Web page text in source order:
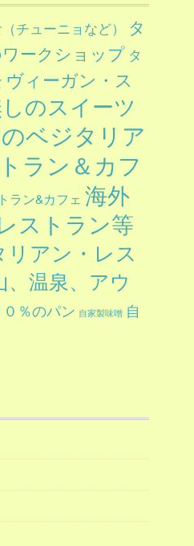
チューニョなど）
タ
ークショップ タ
ヴィーガン・ス
のスイーツ
ベジタリア
ラン＆カフ
ラン&カフェ 海外
ストラン等
アン・レス
、温泉、アウ
％のパン 自家製味噌 自